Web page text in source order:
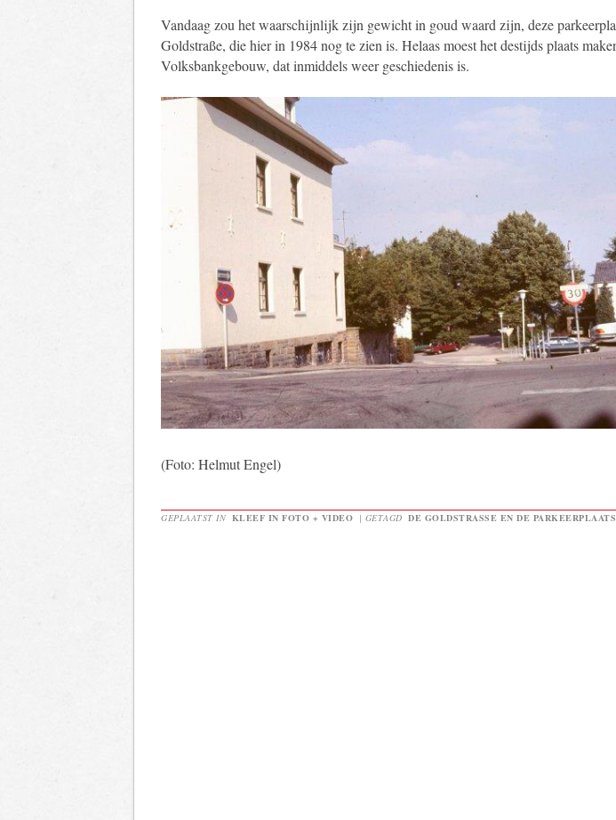
Vandaag zou het waarschijnlijk zijn gewicht in goud waard zijn, deze
Goldstraße, die hier in 1984 nog te zien is. Helaas moest het destijds plaats
Volksbankgebouw, dat inmiddels weer geschiedenis is.
(Foto: Helmut Engel)
GEPLAATST IN KLEEF IN FOTO + VIDEO | GETAGD DE GOLDSTRASSE EN DE PARKEERPLAATS